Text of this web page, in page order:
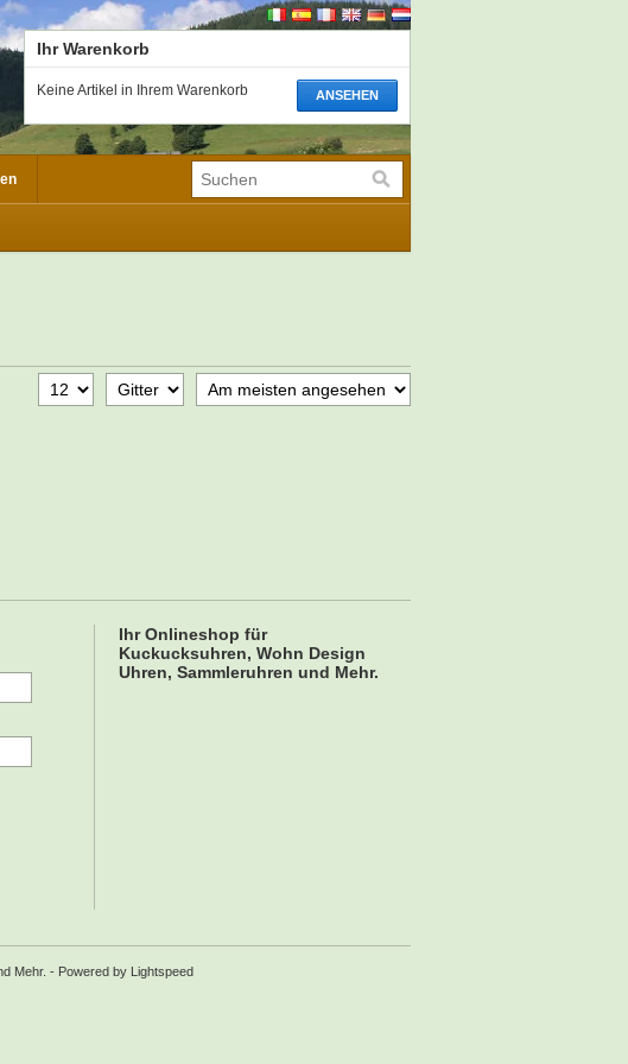
Ihr Warenkorb
ANSEHEN
Keine Artikel in Ihrem Warenkorb
Ihr Onlineshop für
Kuckucksuhren, Wohn Design
Uhren, Sammleruhren und Mehr.
Mehr. - Powered by Lightspeed